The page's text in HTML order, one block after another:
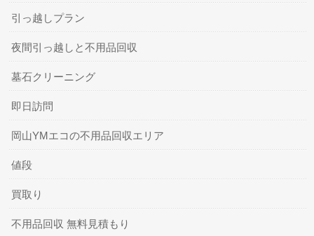
引っ越しプラン
夜間引っ越しと不用品回収
墓石クリーニング
即日訪問
岡山YMエコの不用品回収エリア
値段
買取り
不用品回収 無料見積もり